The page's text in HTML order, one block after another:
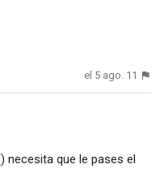
el 5 ago. 11
que le pases el